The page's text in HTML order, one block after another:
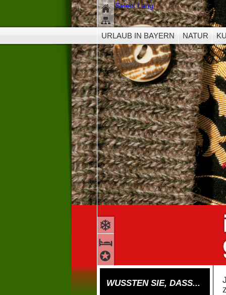
Select Language ▼Select
URLAUB IN BAYERN NATUR
WUSSTEN SIE, DASS...
Die aktuelle